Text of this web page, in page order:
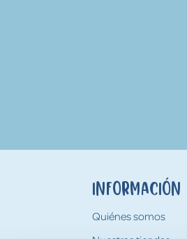
Información
Quiénes somos